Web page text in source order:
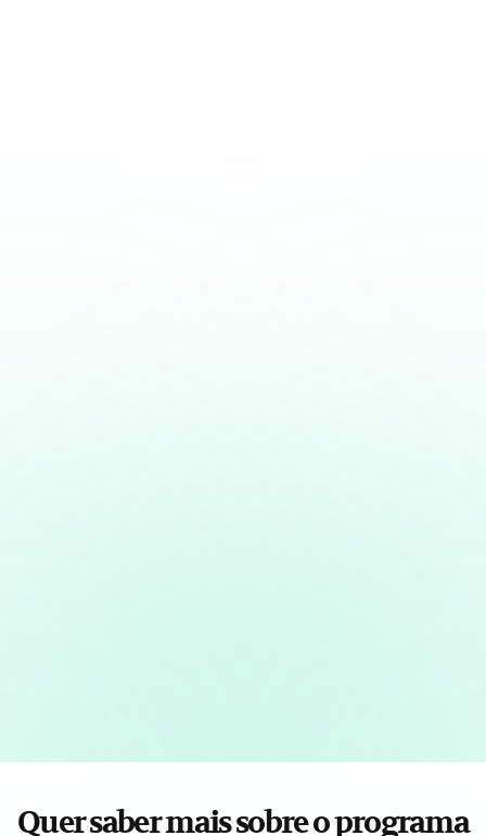
Quer saber mais sobre o programa